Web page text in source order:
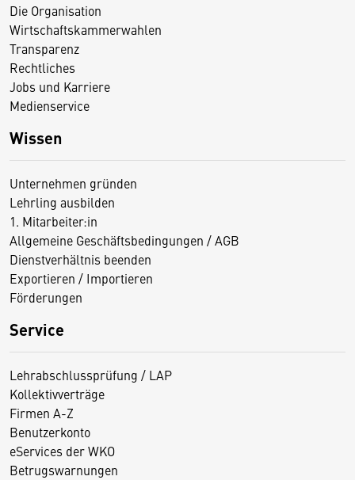
Die Organisation
Wirtschaftskammerwahlen
Transparenz
Rechtliches
Jobs und Karriere
Medienservice
Wissen
Unternehmen gründen
Lehrling ausbilden
1. Mitarbeiter:in
Allgemeine Geschäftsbedingungen / AGB
Dienstverhältnis beenden
Exportieren / Importieren
Förderungen
Service
Lehrabschlussprüfung / LAP
Kollektivverträge
Firmen A-Z
Benutzerkonto
eServices der WKO
Betrugswarnungen